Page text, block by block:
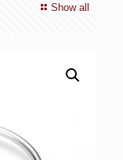
Show all